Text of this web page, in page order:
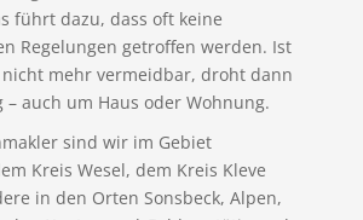
führt dazu, dass oft keine
Regelungen getroffen werden. Ist
mehr vermeidbar, droht dann
– auch um Haus oder Wohnung.
sind wir im Gebiet
Kreis Wesel, dem Kreis Kleve
in den Orten Sonsbeck, Alpen,